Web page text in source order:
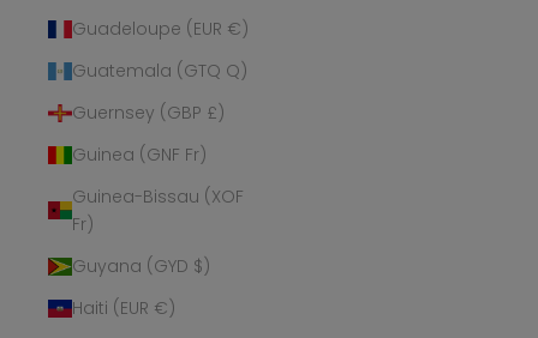
Guadeloupe (EUR €)
Guatemala (GTQ Q)
Guernsey (GBP £)
Guinea (GNF Fr)
Guinea-Bissau (XOF
Fr)
Guyana (GYD $)
Haiti (EUR €)